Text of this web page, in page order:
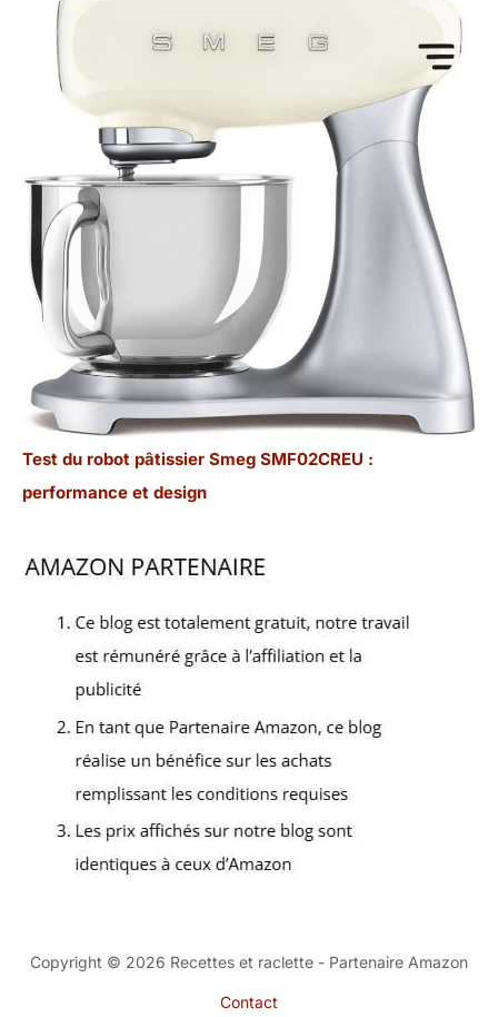
Test du robot pâtissier Smeg SMF02CREU :
performance et design
Copyright © 2026 Recettes et raclette - Partenaire Amazon
Contact